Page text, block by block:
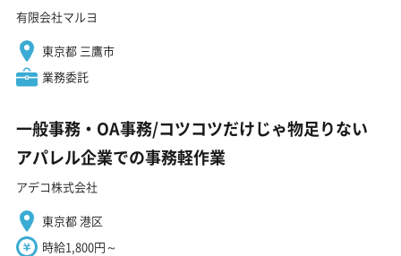
有限会社マルヨ
東京都 三鷹市
業務委託
一般事務・OA事務/コツコツだけじゃ物足りない
アパレル企業での事務軽作業
アデコ株式会社
東京都 港区
時給1,800円～